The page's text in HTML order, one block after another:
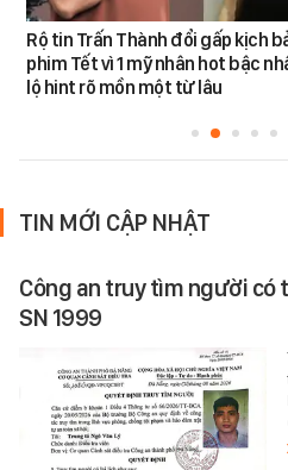
Rộ tin Trấn Thành đổi gấp kịch
phim Tết vì 1 mỹ nhân hot bậc
lộ hint rõ mồn một từ lâu
TIN MỚI CẬP NHẬT
Công an truy tìm người có
SN 1999